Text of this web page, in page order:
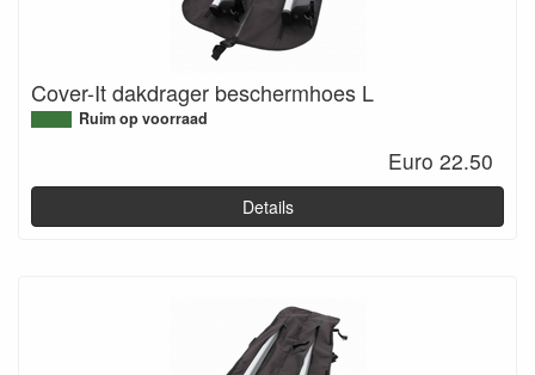
Cover-It dakdrager beschermhoes L
Ruim op voorraad
Euro 22.50
Details